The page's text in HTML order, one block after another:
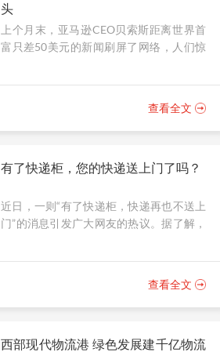
头
上个月末，亚马逊CEO贝索斯距离世界首
富只差50美元的新闻刷屏了网络，人们惊
富的企业，或者说准世界首富打造的企
查看全文
有了快递柜，您的快递送上门了吗？
近日，一则“有了快递柜，快递再也不送上
门”的消息引发广大网友的热议。据了解，
有人的情况下，快递员也不打电话询问，
直接把快递放在快递柜。便宜的、小的东
面验收的物品，这样的做法真的很不妥。”
查看全文
西部现代物流港 绿色发展建千亿物流